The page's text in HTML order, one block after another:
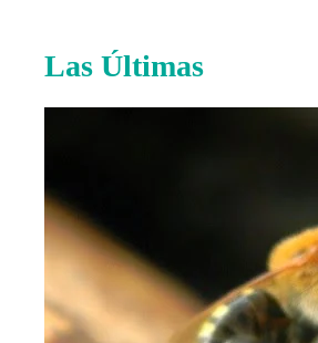
Las Últimas